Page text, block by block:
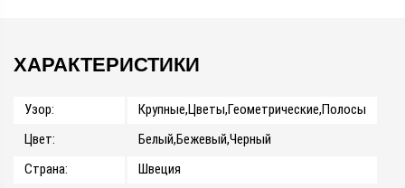
ХАРАКТЕРИСТИКИ
Узор:
Крупные,Цветы,Геометрические,Полосы
Цвет:
Белый,Бежевый,Черный
Страна:
Швеция